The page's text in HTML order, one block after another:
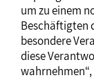
um zu einem
Beschäftigten
besondere
diese
wahrnehmen“,